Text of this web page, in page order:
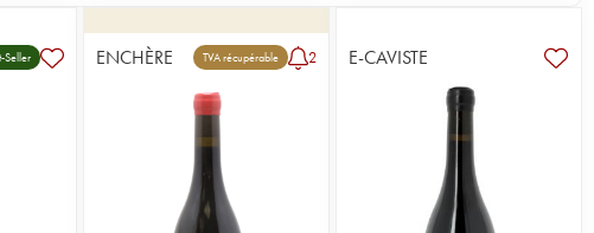
Seller ENCHÈRE TVA récupérable 2 E-CAVISTE